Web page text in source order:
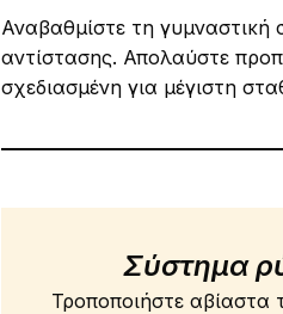
Αναβαθμίστε τη γυμναστική
αντίστασης. Απολαύστε
σχεδιασμένη για μέγιστη
Σύστημα
Τροποποιήστε αβίαστα